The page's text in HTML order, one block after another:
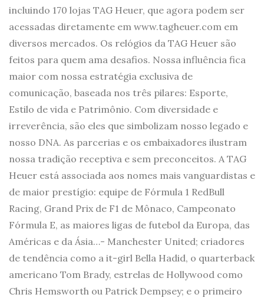
incluindo 170 lojas TAG Heuer, que agora podem ser
acessadas diretamente em www.tagheuer.com em
diversos mercados. Os relógios da TAG Heuer são
feitos para quem ama desafios. Nossa influência fica
maior com nossa estratégia exclusiva de
comunicação, baseada nos três pilares: Esporte,
Estilo de vida e Patrimônio. Com diversidade e
irreverência, são eles que simbolizam nosso legado e
nosso DNA. As parcerias e os embaixadores ilustram
nossa tradição receptiva e sem preconceitos. A TAG
Heuer está associada aos nomes mais vanguardistas e
de maior prestígio: equipe de Fórmula 1 RedBull
Racing, Grand Prix de F1 de Mônaco, Campeonato
Fórmula E, as maiores ligas de futebol da Europa, das
Américas e da Ásia…- Manchester United; criadores
de tendência como a it-girl Bella Hadid, o quarterback
americano Tom Brady, estrelas de Hollywood como
Chris Hemsworth ou Patrick Dempsey; e o primeiro